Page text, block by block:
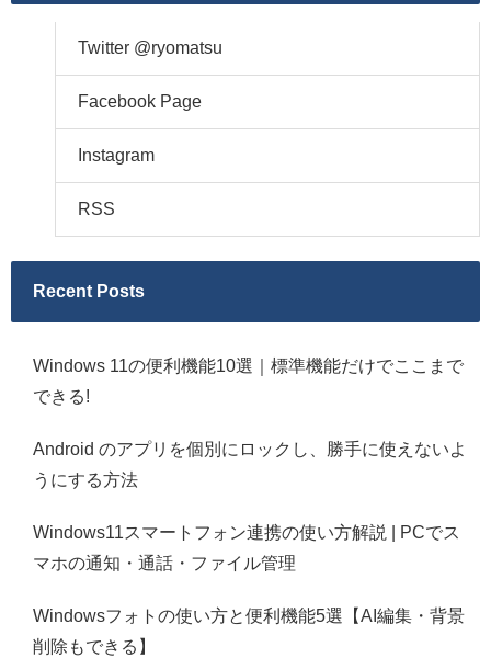
Twitter @ryomatsu
Facebook Page
Instagram
RSS
Recent Posts
Windows 11の便利機能10選｜標準機能だけでここまで
できる!
Android のアプリを個別にロックし、勝手に使えないよ
うにする方法
Windows11スマートフォン連携の使い方解説 | PCでス
マホの通知・通話・ファイル管理
Windowsフォトの使い方と便利機能5選【AI編集・背景
削除もできる】